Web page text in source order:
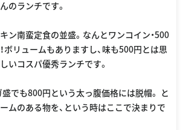
のランチです。
ン南蛮定食の並盛。なんとワンコイン・500
ボリュームもありますし、味も500円とは思
いコスパ優秀ランチです。
盛でも800円という太っ腹価格には脱帽。 と
ムのある物を、という時はここで決まりで